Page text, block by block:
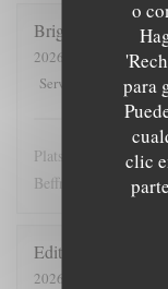
o
para
clic
Brigitte
2026-07-28
- 12:00 -
Servicio
Plats copieux et
Beffroi !
Edith
2026-07-26
- 19:00 -